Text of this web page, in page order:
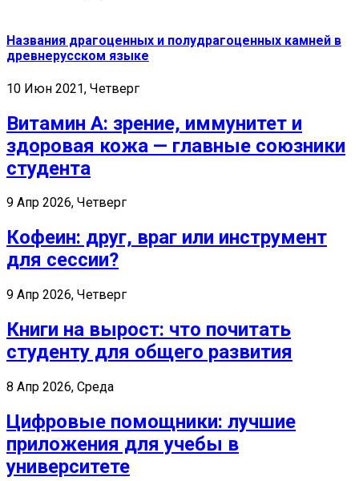
Названия драгоценных и полудрагоценных камней в
древнерусском языке
10 Июн 2021, Четверг
Витамин А: зрение, иммунитет и
здоровая кожа — главные союзники
студента
9 Апр 2026, Четверг
Кофеин: друг, враг или инструмент
для сессии?
9 Апр 2026, Четверг
Книги на вырост: что почитать
студенту для общего развития
8 Апр 2026, Среда
Цифровые помощники: лучшие
приложения для учебы в
университете